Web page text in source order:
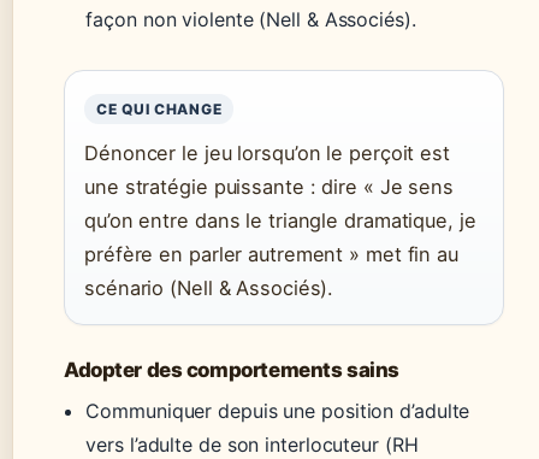
façon non violente (Nell & Associés).
CE QUI CHANGE
Dénoncer le jeu lorsqu’on le perçoit est
une stratégie puissante : dire « Je sens
qu’on entre dans le triangle dramatique, je
préfère en parler autrement » met fin au
scénario (Nell & Associés).
Adopter des comportements sains
Communiquer depuis une position d’adulte
vers l’adulte de son interlocuteur (RH